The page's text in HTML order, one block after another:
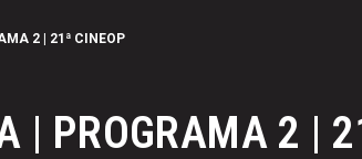
2 | 21ª CINEOP
| PROGRAMA 2 |